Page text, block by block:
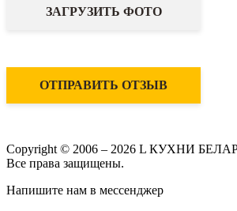
ЗАГРУЗИТЬ ФОТО
ОТПРАВИТЬ ОТЗЫВ
Copyright © 2006 – 2026 L КУХНИ
Все права защищены.
Напишите нам в мессенджер